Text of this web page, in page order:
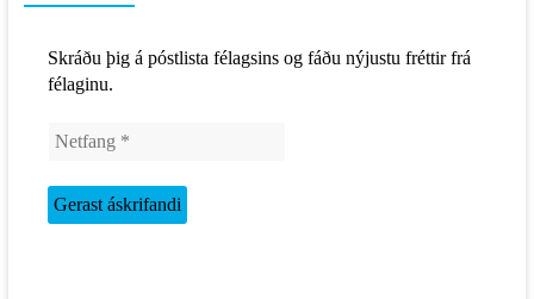
Skráðu þig á póstlista félagsins og fáðu nýjustu fréttir frá
félaginu.